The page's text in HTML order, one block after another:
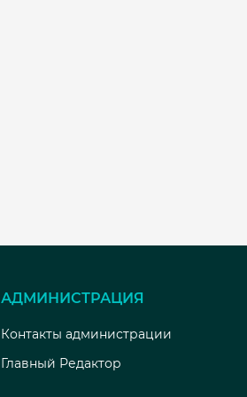
АДМИНИСТРАЦИЯ
Контакты администрации
Главный Редактор